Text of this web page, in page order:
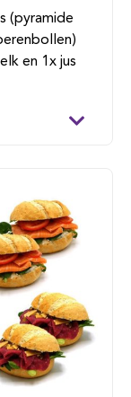
(pyramide
en 1x jus